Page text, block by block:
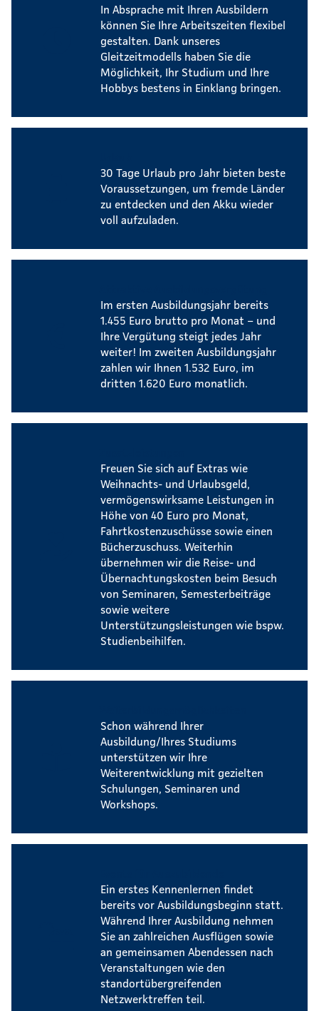
In Absprache mit Ihren Ausbildern
können Sie Ihre Arbeitszeiten flexibel
gestalten. Dank unseres
Gleitzeitmodells haben Sie die
Möglichkeit, Ihr Studium und Ihre
Hobbys bestens in Einklang bringen.
30 Tage Urlaub pro Jahr bieten beste
Voraussetzungen, um fremde Länder
zu entdecken und den Akku wieder
voll aufzuladen.
Im ersten Ausbildungsjahr bereits
1.455 Euro brutto pro Monat – und
Ihre Vergütung steigt jedes Jahr
weiter! Im zweiten Ausbildungsjahr
zahlen wir Ihnen 1.532 Euro, im
dritten 1.620 Euro monatlich.
Freuen Sie sich auf Extras wie
Weihnachts- und Urlaubsgeld,
vermögenswirksame Leistungen in
Höhe von 40 Euro pro Monat,
Fahrtkostenzuschüsse sowie einen
Bücherzuschuss. Weiterhin
übernehmen wir die Reise- und
Übernachtungskosten beim Besuch
von Seminaren, Semesterbeiträge
sowie weitere
Unterstützungsleistungen wie bspw.
Studienbeihilfen.
Schon während Ihrer
Ausbildung/Ihres Studiums
unterstützen wir Ihre
Weiterentwicklung mit gezielten
Schulungen, Seminaren und
Workshops.
Ein erstes Kennenlernen findet
bereits vor Ausbildungsbeginn statt.
Während Ihrer Ausbildung nehmen
Sie an zahlreichen Ausflügen sowie
an gemeinsamen Abendessen nach
Veranstaltungen wie den
standortübergreifenden
Netzwerktreffen teil.